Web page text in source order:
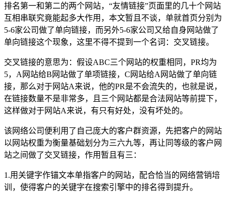
排名第一和第二的两个网站，“友情链接”页面里的几十个网站
互相串联究竟能起多大作用，本文暂且不谈，单就首页分别为
5-6家公司做了单向链接，而另外5-6家公司又给自身网站做了
单向链接这个现象，这里不得不提到一个名词：交叉链接。
交叉链接的意思为：假设ABC三个网站的权重相同，PR均为
5，A网站给B网站做了单项链接，C网站给A网站做了单向链
接，那么对于网站A来说，他的PR是不会流失的，也就是说，
在链接数量不是非常多，且三个网站都是合法网站等前提下，
这样做对于网站A来说，有只有好处，没有坏处的。
该网络公司便利用了自己庞大的客户群资源，先把客户的网站
以网站权重为衡量基础划分为三六九等，再让同等级的客户网
站之间做了交叉链接，作用暂且有三：
1.用关键字作锚文本单指客户的网站，配合恰当的网络营销培
训，使得客户的关键字在搜索引擎中的排名得到提升。